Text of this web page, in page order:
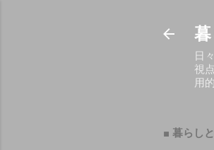
日
視
用
■ 暮らし